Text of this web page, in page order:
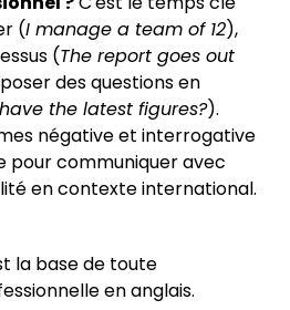
(I manage a team of 12),
(The report goes out
des questions en
the latest figures?).
négative et interrogative
pour communiquer avec
en contexte international.
la base de toute
en anglais.